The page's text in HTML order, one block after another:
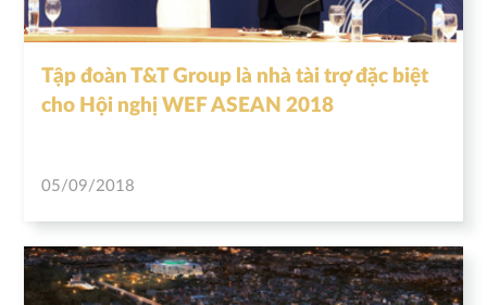
Tập đoàn T&T Group là nhà tài trợ đặc biệt
cho Hội nghị WEF ASEAN 2018
05/09/2018